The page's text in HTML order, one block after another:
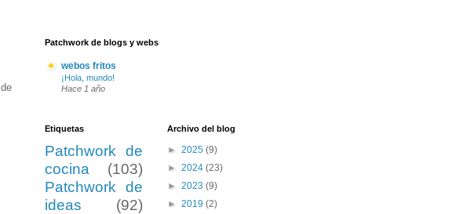
de
Patchwork de blogs y webs
webos fritos
¡Hola, mundo!
Hace 1 año
Etiquetas
Patchwork de
cocina
(103)
Patchwork de
ideas
(92)
Archivo del blog
► 2025 (9)
► 2024 (23)
► 2023 (9)
► 2019 (2)